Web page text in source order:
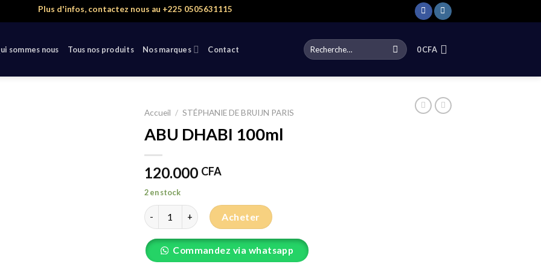
Plus d'infos, contactez nous au +225 0505631115
sommes nous Tous nos produits Nos marques Contact
Recherche
pour :
0CFA
Accueil / STÉPHANIE DE BRUIJN PARIS
ABU DHABI 100ml
120.000 CFA
2 en stock
quantité de ABU DHABI 100ml
Acheter
Commandez via whatsapp